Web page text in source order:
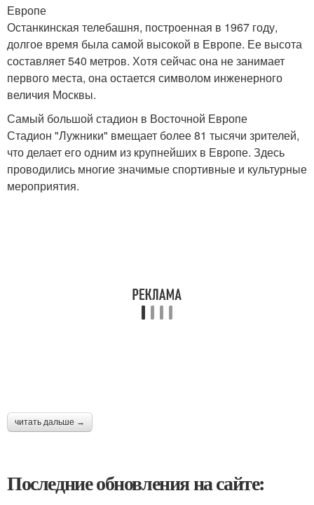
Европе
Останкинская телебашня, построенная в 1967 году,
долгое время была самой высокой в Европе. Ее высота
составляет 540 метров. Хотя сейчас она не занимает
первого места, она остается символом инженерного
величия Москвы.
Самый большой стадион в Восточной Европе
Стадион "Лужники" вмещает более 81 тысячи зрителей,
что делает его одним из крупнейших в Европе. Здесь
проводились многие значимые спортивные и культурные
мероприятия.
читать дальше →
Последние обновления на сайте: